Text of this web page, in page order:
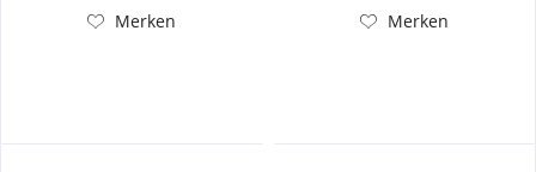
Merken Merken